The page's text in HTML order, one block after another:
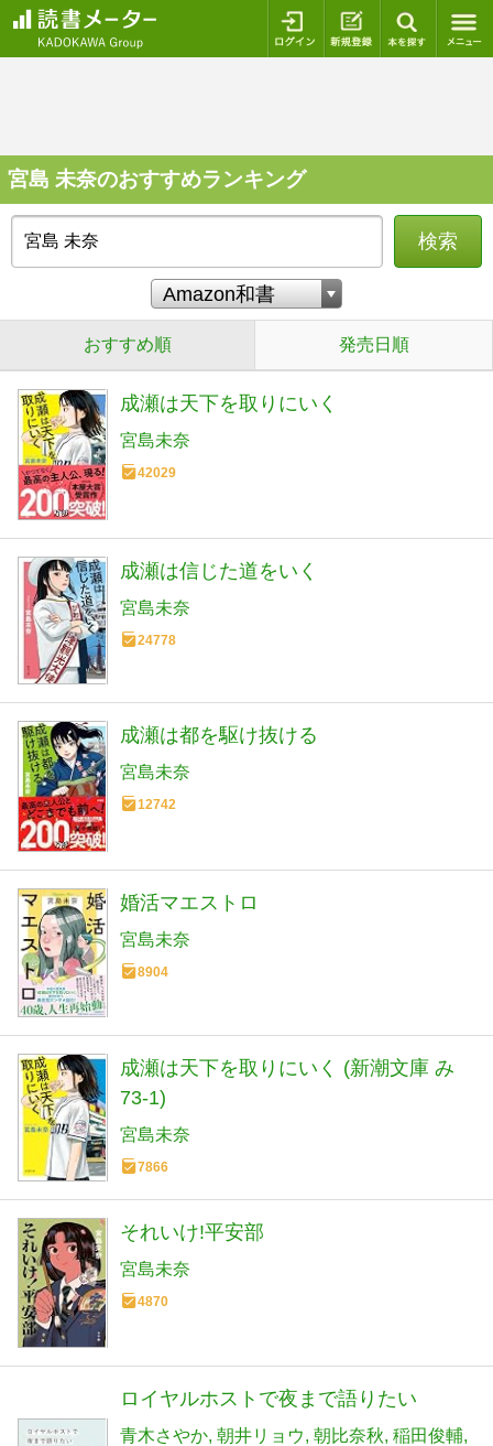
ログイン 新規登録
宮島 未奈のおすすめランキング
検索
おすすめ順 発売日順
成瀬は天下を取りにいく
宮島未奈
42029
成瀬は信じた道をいく
宮島未奈
24778
成瀬は都を駆け抜ける
宮島未奈
12742
婚活マエストロ
宮島未奈
8904
成瀬は天下を取りにいく (新潮文庫 み
73-1)
宮島未奈
7866
それいけ!平安部
宮島未奈
4870
ロイヤルホストで夜まで語りたい
青木さやか 朝井リョウ 朝比奈秋 稲田俊輔